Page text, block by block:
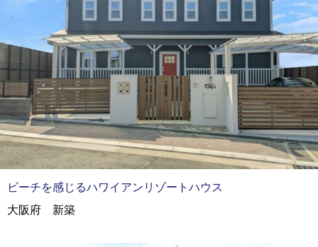
ビーチを感じるハワイアンリゾートハウス
大阪府 新築